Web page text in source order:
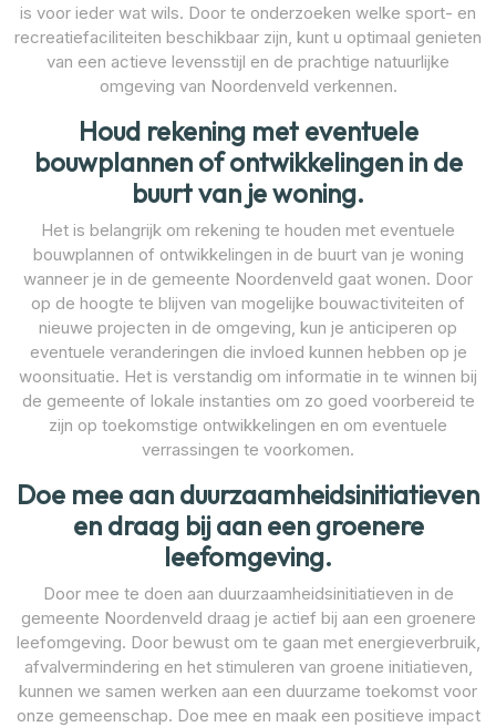
is voor ieder wat wils. Door te onderzoeken welke sport- en
recreatiefaciliteiten beschikbaar zijn, kunt u optimaal genieten
van een actieve levensstijl en de prachtige natuurlijke
omgeving van Noordenveld verkennen.
Houd rekening met eventuele
bouwplannen of ontwikkelingen in de
buurt van je woning.
Het is belangrijk om rekening te houden met eventuele
bouwplannen of ontwikkelingen in de buurt van je woning
wanneer je in de gemeente Noordenveld gaat wonen. Door
op de hoogte te blijven van mogelijke bouwactiviteiten of
nieuwe projecten in de omgeving, kun je anticiperen op
eventuele veranderingen die invloed kunnen hebben op je
woonsituatie. Het is verstandig om informatie in te winnen bij
de gemeente of lokale instanties om zo goed voorbereid te
zijn op toekomstige ontwikkelingen en om eventuele
verrassingen te voorkomen.
Doe mee aan duurzaamheidsinitiatieven
en draag bij aan een groenere
leefomgeving.
Door mee te doen aan duurzaamheidsinitiatieven in de
gemeente Noordenveld draag je actief bij aan een groenere
leefomgeving. Door bewust om te gaan met energieverbruik,
afvalvermindering en het stimuleren van groene initiatieven,
kunnen we samen werken aan een duurzame toekomst voor
onze gemeenschap. Doe mee en maak een positieve impact